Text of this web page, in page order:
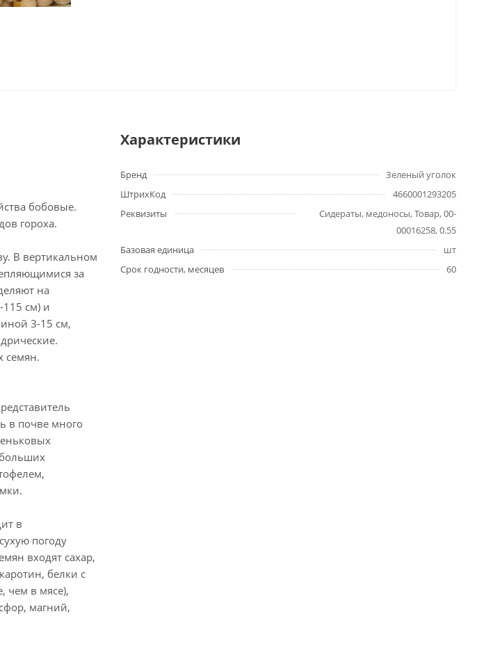
бобовые.
гороха.
В вертикальном
за
на
115 см) и
3-15 см,
семян.
в почве много
в
погоду
входят сахар,
белки с
чем в мясе),
магний,
Характеристики
Бренд
Зеленый уголок
ШтрихКод
4660001293205
Реквизиты
Сидераты, медоносы, Товар, 00-
00016258, 0.55
Базовая единица
шт
Срок годности, месяцев
60